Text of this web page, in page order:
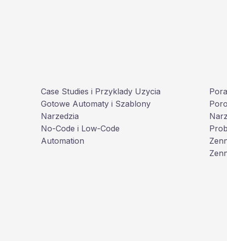
Case Studies i Przyklady Uzycia
Gotowe Automaty i Szablony
Narzedzia
No-Code i Low-Code
Automation